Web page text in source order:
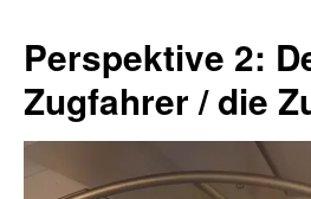
Perspektive 2:
Zugfahrer / die